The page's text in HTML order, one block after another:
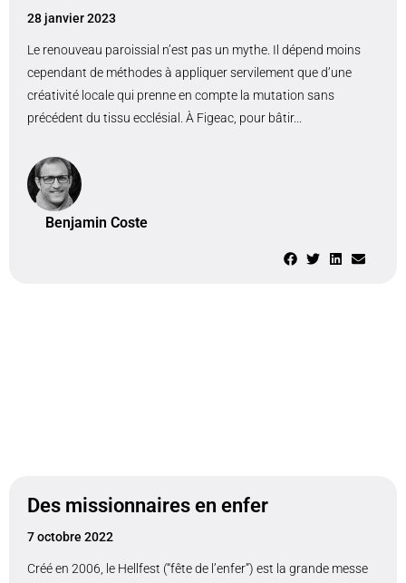
28 janvier 2023
Le renouveau paroissial n’est pas un mythe. Il dépend moins
cependant de méthodes à appliquer servilement que d’une
créativité locale qui prenne en compte la mutation sans
précédent du tissu ecclésial. À Figeac, pour bâtir...
Benjamin Coste
Des missionnaires en enfer
7 octobre 2022
Créé en 2006, le Hellfest (“fête de l’enfer”) est la grande messe